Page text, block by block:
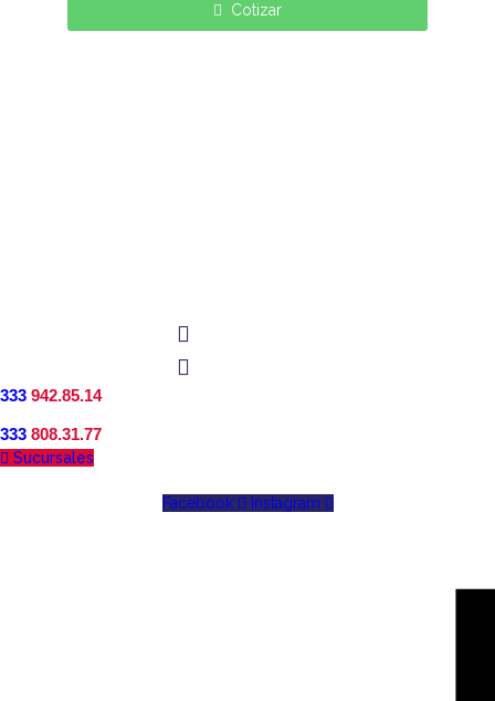
Cotizar
333 942.85.14
333 808.31.77
Sucursales
Facebook Instagram